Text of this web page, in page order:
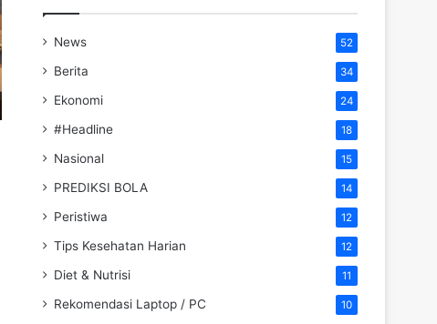
News 52
Berita 34
Ekonomi 24
#Headline 18
Nasional 15
PREDIKSI BOLA 14
Peristiwa 12
Tips Kesehatan Harian 12
Diet & Nutrisi 11
Rekomendasi Laptop / PC 10